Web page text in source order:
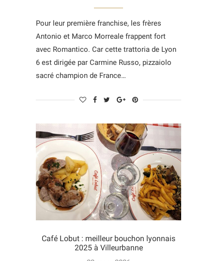
Pour leur première franchise, les frères
Antonio et Marco Morreale frappent fort
avec Romantico. Car cette trattoria de Lyon
6 est dirigée par Carmine Russo, pizzaiolo
sacré champion de France…
Café Lobut : meilleur bouchon lyonnais
2025 à Villeurbanne